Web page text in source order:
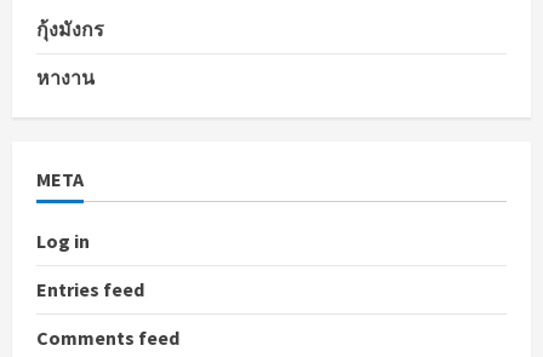
กุ้งมังกร
หางาน
META
Log in
Entries feed
Comments feed